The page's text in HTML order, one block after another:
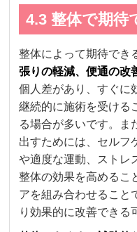
4.3 整体で期待
整体によって期待でき
張りの軽減、便通の改
個人差があり、すぐに
継続的に施術を受ける
る場合が多いです。ま
出すためには、セルフ
や適度な運動、ストレ
整体の効果を高めるこ
アを組み合わせること
り効果的に改善できる